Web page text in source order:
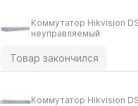
Коммутатор Hikvision
неуправляемый
Товар закончился
Коммутатор Hikvision